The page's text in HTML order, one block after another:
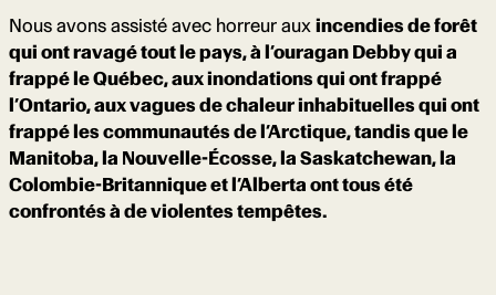
Nous avons assisté avec horreur aux incendies de forêt
qui ont ravagé tout le pays, à l’ouragan Debby qui a
frappé le Québec, aux inondations qui ont frappé
l’Ontario, aux vagues de chaleur inhabituelles qui ont
frappé les communautés de l’Arctique, tandis que le
Manitoba, la Nouvelle-Écosse, la Saskatchewan, la
Colombie-Britannique et l’Alberta ont tous été
confrontés à de violentes tempêtes.